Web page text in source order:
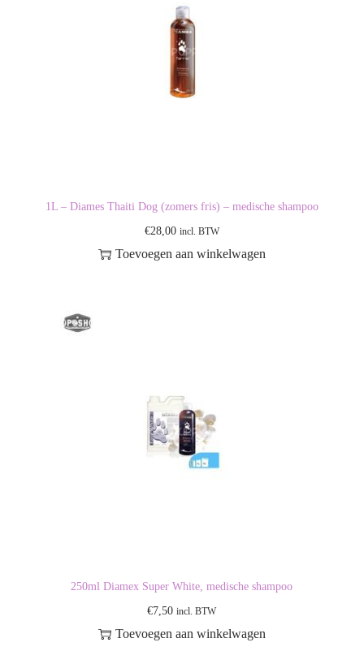
1L – Diames Thaiti Dog (zomers fris) – medische shampoo
€28,00 incl. BTW
Toevoegen aan winkelwagen
250ml Diamex Super White, medische shampoo
€7,50 incl. BTW
Toevoegen aan winkelwagen